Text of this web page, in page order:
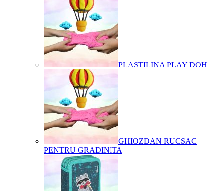
PLASTILINA PLAY DOH
GHIOZDAN RUCSAC
PENTRU GRADINITA